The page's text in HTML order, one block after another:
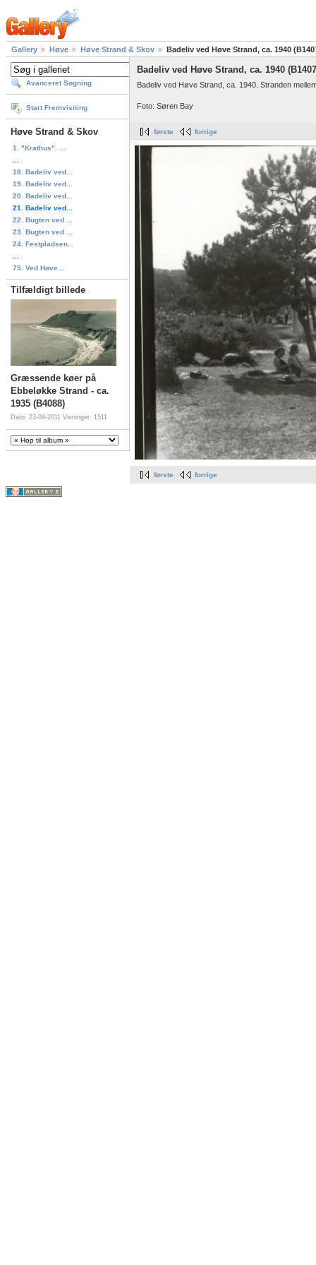
Gallery Høve Høve Strand & Skov Badeliv ved Høve Strand, ca. 1940
Avanceret Søgning
Start Fremvisning
Høve Strand & Skov
1. "Krathus". ...
18. Badeliv ved...
19. Badeliv ved...
20. Badeliv ved...
21. Badeliv ved...
22. Bugten ved ...
23. Bugten ved ...
24. Festpladsen...
75. Ved Høve...
Tilfældigt billede
Græssende køer på
Ebbeløkke Strand - ca.
1935 (B4088)
Dato: 23-09-2011 Visninger: 1511
Badeliv ved Høve Strand, ca. 1940
Badeliv ved Høve Strand, ca. 1940. Stranden
Foto: Søren Bay
første forrige
første forrige